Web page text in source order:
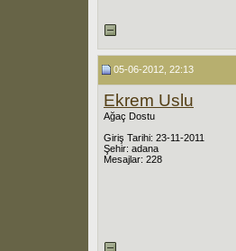
05-06-2012, 22:13
Ekrem Uslu
Ağaç Dostu
Giriş Tarihi: 23-11-2011
Şehir: adana
Mesajlar: 228